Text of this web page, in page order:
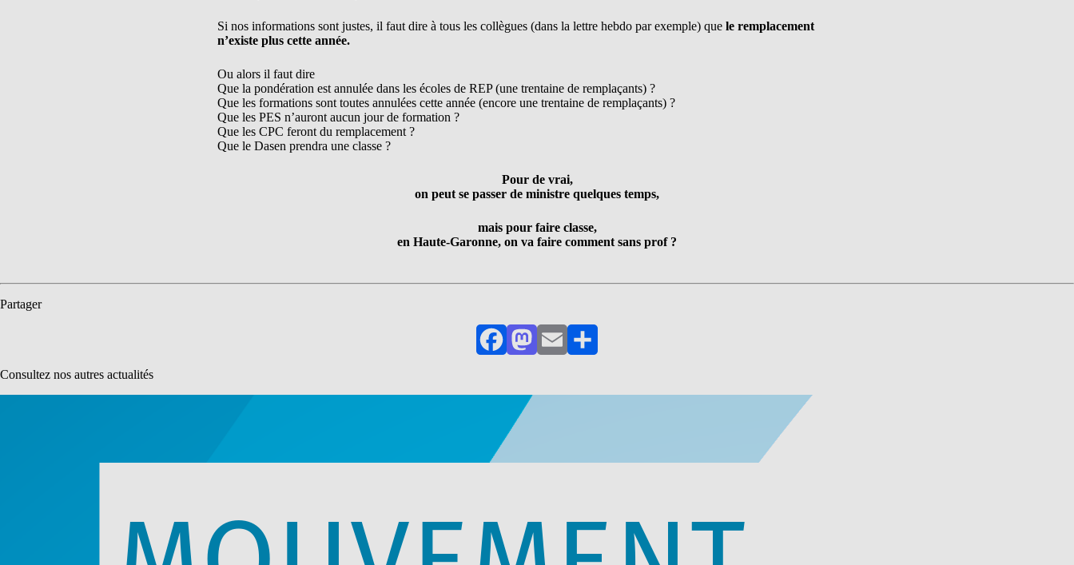
Si nos informations sont justes, il faut dire à tous les collègues (dans la lettre hebdo par exemple) que le remplacement
n’existe plus cette année.
Ou alors il faut dire
Que la pondération est annulée dans les écoles de REP (une trentaine de remplaçants) ?
Que les formations sont toutes annulées cette année (encore une trentaine de remplaçants) ?
Que les PES n’auront aucun jour de formation ?
Que les CPC feront du remplacement ?
Que le Dasen prendra une classe ?
Pour de vrai,
on peut se passer de ministre quelques temps,
mais pour faire classe,
en Haute-Garonne, on va faire comment sans prof ?
Partager
FacebookMastodon
EmailPartager
Consultez nos autres actualités